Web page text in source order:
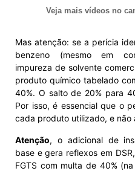
Veja mais vídeos no
Mas atenção: se a perícia
benzeno (mesmo em
impureza de solvente
produto químico tabelado
40%. O salto de 20% para
Por isso, é essencial que o
cada produto utilizado, e não
Atenção, o adicional de
base e gera reflexos em
FGTS com multa de 40%